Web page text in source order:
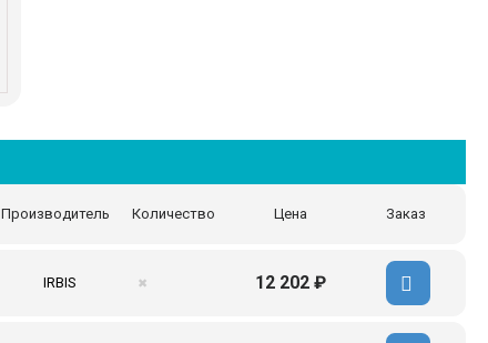
Производитель Количество Цена Заказ
IRBIS ✖ 12 202 ₽